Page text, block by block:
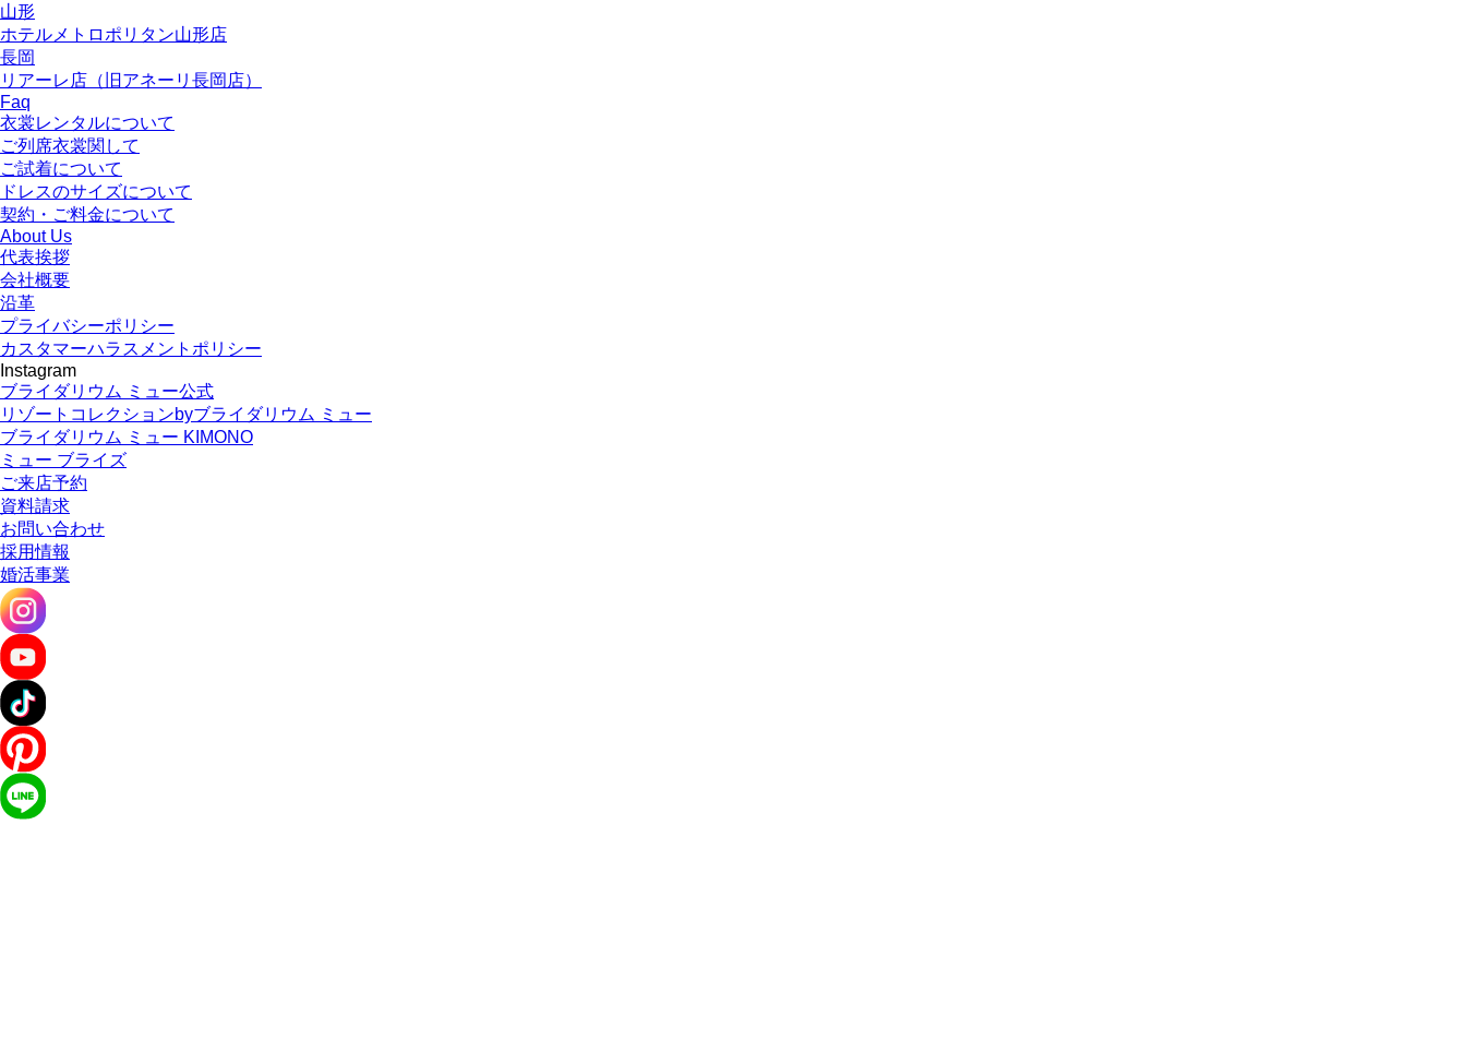
山形
ホテルメトロポリタン山形店
長岡
リアーレ店（旧アネーリ長岡店）
Faq
衣裳レンタルについて
ご列席衣裳関して
ご試着について
ドレスのサイズについて
契約・ご料金について
About Us
代表挨拶
会社概要
沿革
プライバシーポリシー
カスタマーハラスメントポリシー
Instagram
ブライダリウム ミュー公式
リゾートコレクションbyブライダリウム ミュー
ブライダリウム ミュー KIMONO
ミュー ブライズ
ご来店予約
資料請求
お問い合わせ
採用情報
婚活事業